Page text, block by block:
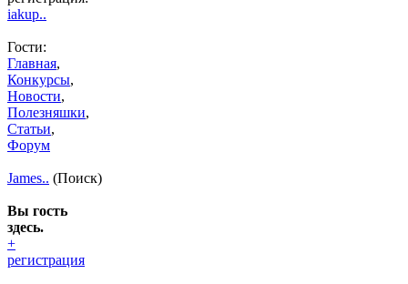
iakup..
Гости:
Главная,
Конкурсы,
Новости,
Полезняшки,
Статьи,
Форум
James.. (Поиск)
Вы гость
здесь.
+
регистрация